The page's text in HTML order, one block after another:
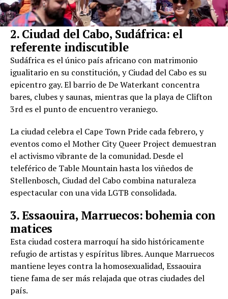
2. Ciudad del Cabo, Sudáfrica: el
referente indiscutible
Sudáfrica es el único país africano con matrimonio
igualitario en su constitución, y Ciudad del Cabo es su
epicentro gay. El barrio de De Waterkant concentra
bares, clubes y saunas, mientras que la playa de Clifton
3rd es el punto de encuentro veraniego.
La ciudad celebra el Cape Town Pride cada febrero, y
eventos como el Mother City Queer Project demuestran
el activismo vibrante de la comunidad. Desde el
teleférico de Table Mountain hasta los viñedos de
Stellenbosch, Ciudad del Cabo combina naturaleza
espectacular con una vida LGTB consolidada.
3. Essaouira, Marruecos: bohemia con
matices
Esta ciudad costera marroquí ha sido históricamente
refugio de artistas y espíritus libres. Aunque Marruecos
mantiene leyes contra la homosexualidad, Essaouira
tiene fama de ser más relajada que otras ciudades del
país.